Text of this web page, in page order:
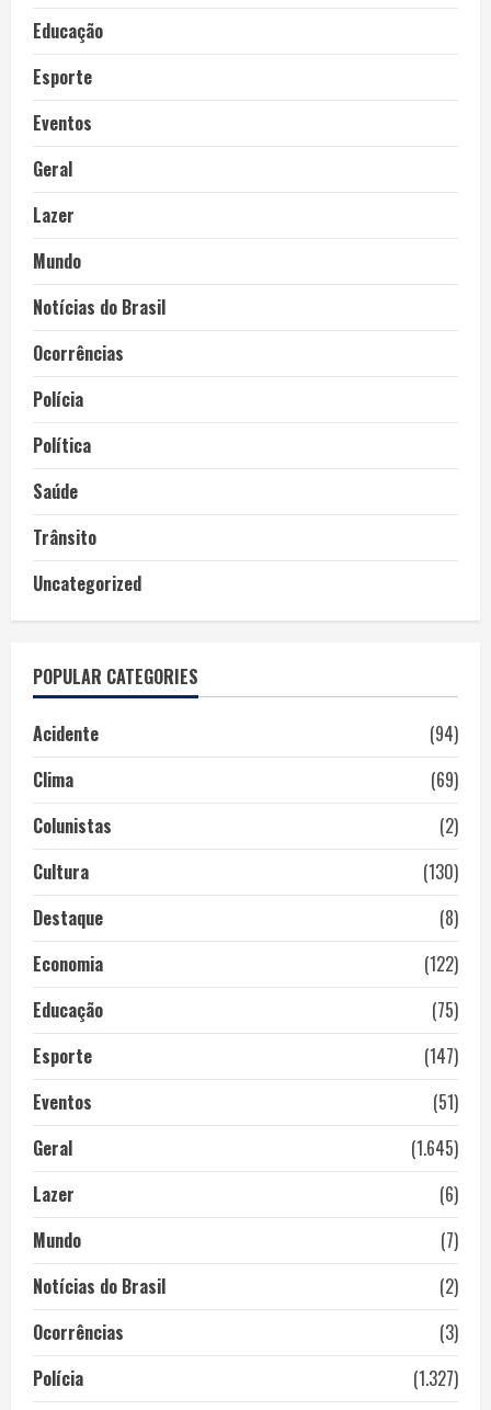
Educação
Esporte
Eventos
Geral
Lazer
Mundo
Notícias do Brasil
Ocorrências
Polícia
Política
Saúde
Trânsito
Uncategorized
POPULAR CATEGORIES
Acidente
(94)
Clima
(69)
Colunistas
(2)
Cultura
(130)
Destaque
(8)
Economia
(122)
Educação
(75)
Esporte
(147)
Eventos
(51)
Geral
(1.645)
Lazer
(6)
Mundo
(7)
Notícias do Brasil
(2)
Ocorrências
(3)
Polícia
(1.327)